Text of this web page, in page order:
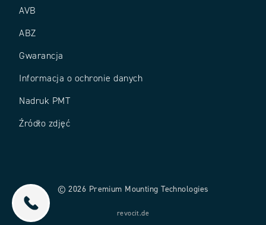
AVB
ABZ
Gwarancja
Informacja o ochronie danych
Nadruk PMT
Źródło zdjęć
© 2026 Premium Mounting Technologies
revocit.de